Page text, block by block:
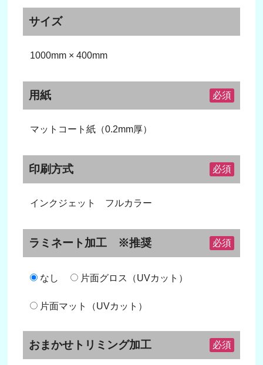
サイズ
1000mm × 400mm
用紙 必須
マットコート紙（0.2mm厚）
印刷方式 必須
インクジェット フルカラー
ラミネート加工 ※推奨 必須
なし 片面グロス（UVカット）
片面マット（UVカット）
おまかせトリミング加工 必須